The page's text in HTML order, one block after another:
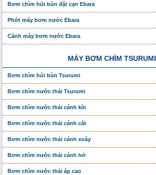
Bơm chìm hút bùn đặt cạn Ebara
Phớt máy bơm nước Ebara
Cánh máy bơm nước Ebara
MÁY BƠM CHÌM TSURUMI
Bơm chìm hút bùn Tsurumi
Bơm chìm nước thải Tsurumi
Bơm chìm nước thải cánh kín
Bơm chìm nước thải cánh cắt
Bơm chìm nước thải cánh xoáy
Bơm chìm nước thải cánh hở
Bơm chìm nước thải áp cao